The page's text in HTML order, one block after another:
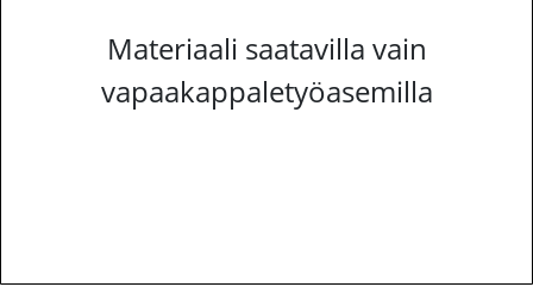
Materiaali saatavilla vain
vapaakappaletyöasemilla